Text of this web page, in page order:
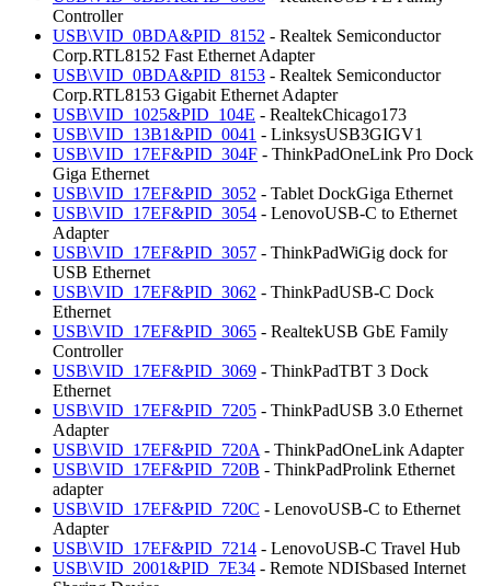
Controller
USB\VID_0BDA&PID_8152 - Realtek Semiconductor
Corp.RTL8152 Fast Ethernet Adapter
USB\VID_0BDA&PID_8153 - Realtek Semiconductor
Corp.RTL8153 Gigabit Ethernet Adapter
USB\VID_1025&PID_104E - RealtekChicago173
USB\VID_13B1&PID_0041 - LinksysUSB3GIGV1
USB\VID_17EF&PID_304F - ThinkPadOneLink Pro Dock
Giga Ethernet
USB\VID_17EF&PID_3052 - Tablet DockGiga Ethernet
USB\VID_17EF&PID_3054 - LenovoUSB-C to Ethernet
Adapter
USB\VID_17EF&PID_3057 - ThinkPadWiGig dock for
USB Ethernet
USB\VID_17EF&PID_3062 - ThinkPadUSB-C Dock
Ethernet
USB\VID_17EF&PID_3065 - RealtekUSB GbE Family
Controller
USB\VID_17EF&PID_3069 - ThinkPadTBT 3 Dock
Ethernet
USB\VID_17EF&PID_7205 - ThinkPadUSB 3.0 Ethernet
Adapter
USB\VID_17EF&PID_720A - ThinkPadOneLink Adapter
USB\VID_17EF&PID_720B - ThinkPadProlink Ethernet
adapter
USB\VID_17EF&PID_720C - LenovoUSB-C to Ethernet
Adapter
USB\VID_17EF&PID_7214 - LenovoUSB-C Travel Hub
USB\VID_2001&PID_7E34 - Remote NDISbased Internet